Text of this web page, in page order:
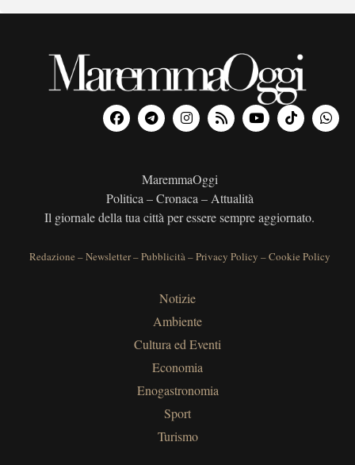
MaremmaOggi
Politica – Cronaca – Attualità
Il giornale della tua città per essere sempre aggiornato.
Redazione –Newsletter–Pubblicità–Privacy Policy –Cookie Policy
Notizie
Ambiente
Cultura ed Eventi
Economia
Enogastronomia
Sport
Turismo